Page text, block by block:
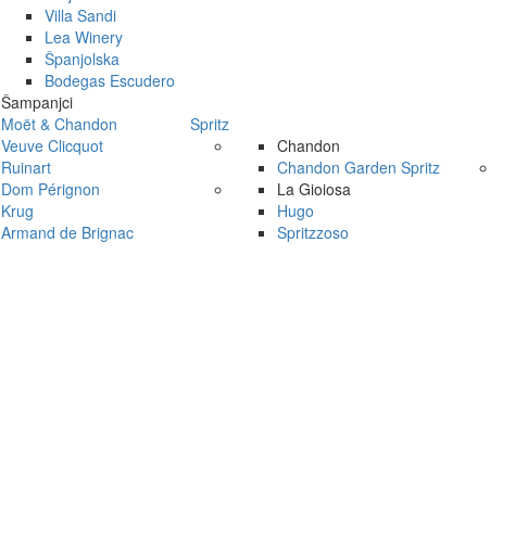
Villa Sandi
Lea Winery
Španjolska
Bodegas Escudero
Šampanjci
Moët & Chandon
Veuve Clicquot
Ruinart
Dom Pérignon
Krug
Armand de Brignac
Spritz
Chandon
Chandon Garden Spritz
La Gioiosa
Hugo
Spritzzoso